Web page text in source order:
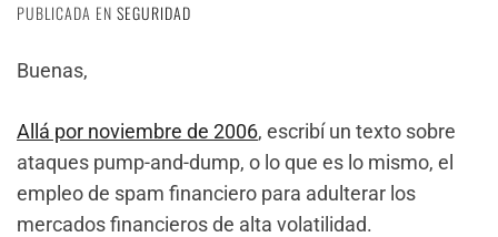
PUBLICADA EN SEGURIDAD
Buenas,
Allá por noviembre de 2006, escribí un texto sobre
ataques pump-and-dump, o lo que es lo mismo, el
empleo de spam financiero para adulterar los
mercados financieros de alta volatilidad.